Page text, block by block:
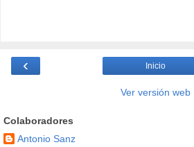
‹ Inicio
Ver versión web
Colaboradores
Antonio Sanz